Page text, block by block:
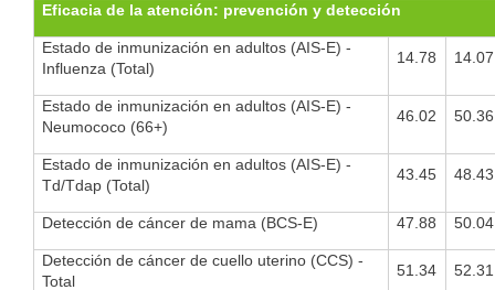
Eficacia de la atención: prevención y detección
Estado de inmunización en adultos (AIS-E) -
Influenza (Total)
14.78 14.07
Estado de inmunización en adultos (AIS-E) -
Neumococo (66+)
46.02 50.36
Estado de inmunización en adultos (AIS-E) -
Td/Tdap (Total)
43.45 48.43
Detección de cáncer de mama (BCS-E) 47.88 50.04
Detección de cáncer de cuello uterino (CCS) -
Total
51.34 52.31